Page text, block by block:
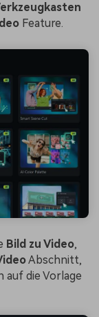
Feature.
Bild zu Video,
Abschnitt,
auf die Vorlage